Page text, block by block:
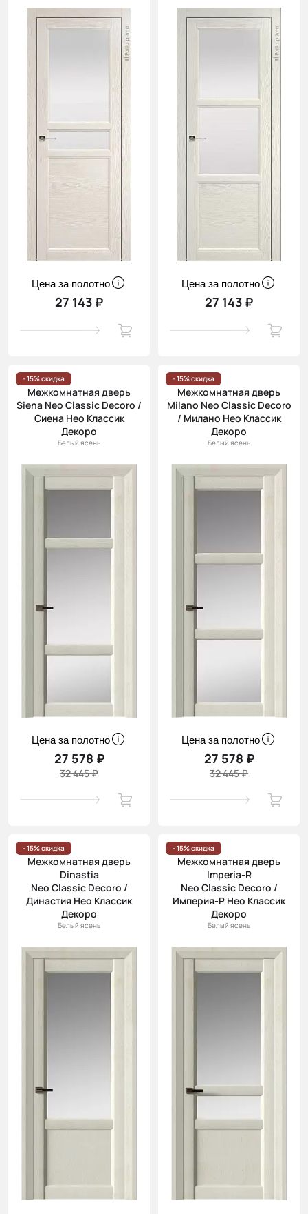
Цена за полотно
27 143 ₽
Цена за полотно
27 143 ₽
- 15% скидка
Межкомнатная дверь
Siena Neo Classic Decoro /
Сиена Нео Классик
Декоро
Белый ясень
Цена за полотно
27 578 ₽
32 445 ₽
- 15% скидка
Межкомнатная дверь
Milano Neo Classic Decoro
/ Милано Нео Классик
Декоро
Белый ясень
Цена за полотно
27 578 ₽
32 445 ₽
- 15% скидка
Межкомнатная дверь
Dinastia
Neo Classic Decoro /
Династия Нео Классик
Декоро
Белый ясень
- 15% скидка
Межкомнатная дверь
Imperia-R
Neo Classic Decoro /
Империя-Р Нео Классик
Декоро
Белый ясень